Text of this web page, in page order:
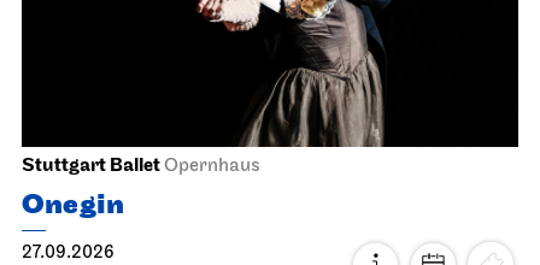
Stuttgart BalletOpernhaus
Onegin
27.09.2026